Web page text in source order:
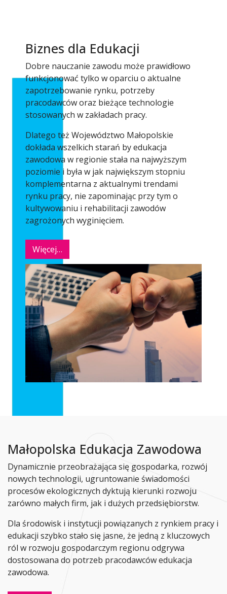
Biznes dla Edukacji
Dobre nauczanie zawodu może prawidłowo
funkcjonować tylko w oparciu o aktualne
zapotrzebowanie rynku, potrzeby
pracodawców oraz bieżące technologie
stosowanych w zakładach pracy.
Dlatego też Województwo Małopolskie
dokłada wszelkich starań by edukacja
zawodowa w regionie stała na najwyższym
poziomie i była w jak największym stopniu
komplementarna z aktualnymi trendami
rynku pracy, nie zapominając przy tym o
kultywowaniu i rehabilitacji zawodów
zagrożonych wyginięciem.
Więcej…
Małopolska Edukacja Zawodowa
Dynamicznie przeobrażająca się gospodarka, rozwój
nowych technologii, ugruntowanie świadomości
procesów ekologicznych dyktują kierunki rozwoju
zarówno małych firm, jak i dużych przedsiębiorstw.
Dla środowisk i instytucji powiązanych z rynkiem pracy i
edukacji szybko stało się jasne, że jedną z kluczowych
ról w rozwoju gospodarczym regionu odgrywa
dostosowana do potrzeb pracodawców edukacja
zawodowa.